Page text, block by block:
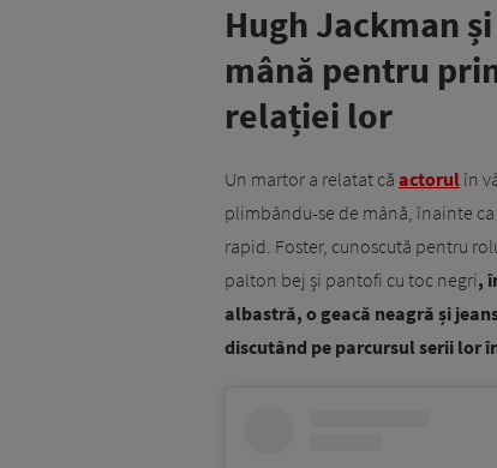
Hugh Jackman
mână pentru
relației lor
Un martor a relatat că actorulîn
plimbându-se de mână, înainte ca
rapid. Foster, cunoscută pentru
palton bej și pantofi cu toc negri,
albastră, o geacă neagră și
discutând pe parcursul serii lor